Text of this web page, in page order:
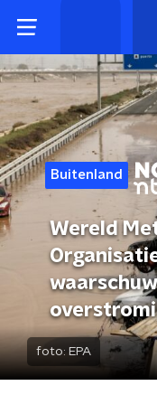
Buitenland
Wereld
foto: EPA